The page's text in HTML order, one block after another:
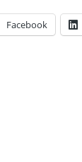
Facebook